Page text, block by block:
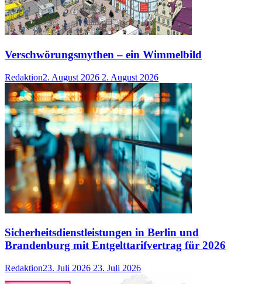
Verschwörungsmythen – ein Wimmelbild
Redaktion2. August 2026 2. August 2026
Sicherheitsdienstleistungen in Berlin und
Brandenburg mit Entgelttarifvertrag für 2026
Redaktion23. Juli 2026 23. Juli 2026